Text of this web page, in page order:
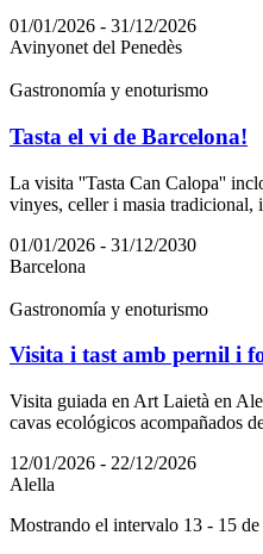
01/01/2026 - 31/12/2026
Avinyonet del Penedès
Gastronomía y enoturismo
Tasta el vi de Barcelona!
La visita ''Tasta Can Calopa''
vinyes, celler i masia tradicional,
01/01/2026 - 31/12/2030
Barcelona
Gastronomía y enoturismo
Visita i tast amb pernil i
Visita guiada en Art Laietà en
cavas ecológicos acompañados
12/01/2026 - 22/12/2026
Alella
Mostrando el intervalo 13 - 15 de